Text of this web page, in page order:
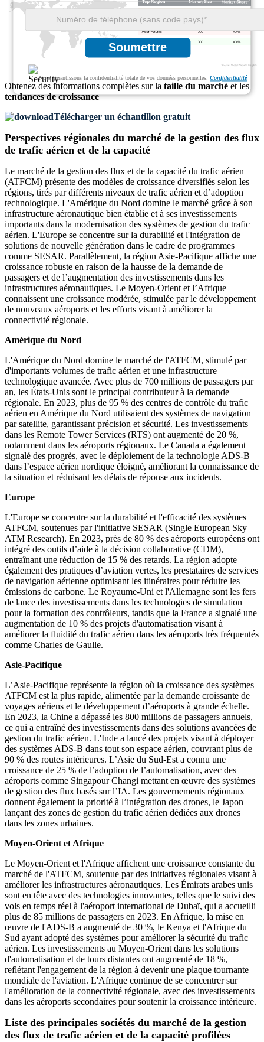
Soumettre
Nous garantissons la confidentialité totale de vos données personnelles.Confidentialité
XX%
XX
XX%
XX
XX
Obtenez des informations complètes sur la taille du marché et les
tendances de croissance
Télécharger un échantillon gratuit
Perspectives régionales du marché de la gestion des flux
de trafic aérien et de la capacité
Le marché de la gestion des flux et de la capacité du trafic aérien
(ATFCM) présente des modèles de croissance diversifiés selon les
régions, tirés par différents niveaux de trafic aérien et d’adoption
technologique. L'Amérique du Nord domine le marché grâce à son
infrastructure aéronautique bien établie et à ses investissements
importants dans la modernisation des systèmes de gestion du trafic
aérien. L'Europe se concentre sur la durabilité et l'intégration de
solutions de nouvelle génération dans le cadre de programmes
comme SESAR. Parallèlement, la région Asie-Pacifique affiche une
croissance robuste en raison de la hausse de la demande de
passagers et de l’augmentation des investissements dans les
infrastructures aéronautiques. Le Moyen-Orient et l’Afrique
connaissent une croissance modérée, stimulée par le développement
de nouveaux aéroports et les efforts visant à améliorer la
connectivité régionale.
Amérique du Nord
L'Amérique du Nord domine le marché de l'ATFCM, stimulé par
d'importants volumes de trafic aérien et une infrastructure
technologique avancée. Avec plus de 700 millions de passagers par
an, les États-Unis sont le principal contributeur à la demande
régionale. En 2023, plus de 95 % des centres de contrôle du trafic
aérien en Amérique du Nord utilisaient des systèmes de navigation
par satellite, garantissant précision et sécurité. Les investissements
dans les Remote Tower Services (RTS) ont augmenté de 20 %,
notamment dans les aéroports régionaux. Le Canada a également
signalé des progrès, avec le déploiement de la technologie ADS-B
dans l’espace aérien nordique éloigné, améliorant la connaissance de
la situation et réduisant les délais de réponse aux incidents.
Europe
L'Europe se concentre sur la durabilité et l'efficacité des systèmes
ATFCM, soutenues par l'initiative SESAR (Single European Sky
ATM Research). En 2023, près de 80 % des aéroports européens ont
intégré des outils d’aide à la décision collaborative (CDM),
entraînant une réduction de 15 % des retards. La région adopte
également des pratiques d’aviation vertes, les prestataires de services
de navigation aérienne optimisant les itinéraires pour réduire les
émissions de carbone. Le Royaume-Uni et l'Allemagne sont les fers
de lance des investissements dans les technologies de simulation
pour la formation des contrôleurs, tandis que la France a signalé une
augmentation de 10 % des projets d'automatisation visant à
améliorer la fluidité du trafic aérien dans les aéroports très fréquentés
comme Charles de Gaulle.
Asie-Pacifique
L’Asie-Pacifique représente la région où la croissance des systèmes
ATFCM est la plus rapide, alimentée par la demande croissante de
voyages aériens et le développement d’aéroports à grande échelle.
En 2023, la Chine a dépassé les 800 millions de passagers annuels,
ce qui a entraîné des investissements dans des solutions avancées de
gestion du trafic aérien. L'Inde a lancé des projets visant à déployer
des systèmes ADS-B dans tout son espace aérien, couvrant plus de
90 % des routes intérieures. L’Asie du Sud-Est a connu une
croissance de 25 % de l’adoption de l’automatisation, avec des
aéroports comme Singapour Changi mettant en œuvre des systèmes
de gestion des flux basés sur l’IA. Les gouvernements régionaux
donnent également la priorité à l’intégration des drones, le Japon
lançant des zones de gestion du trafic aérien dédiées aux drones
dans les zones urbaines.
Moyen-Orient et Afrique
Le Moyen-Orient et l'Afrique affichent une croissance constante du
marché de l'ATFCM, soutenue par des initiatives régionales visant à
améliorer les infrastructures aéronautiques. Les Émirats arabes unis
sont en tête avec des technologies innovantes, telles que le suivi des
vols en temps réel à l'aéroport international de Dubaï, qui a accueilli
plus de 85 millions de passagers en 2023. En Afrique, la mise en
œuvre de l'ADS-B a augmenté de 30 %, le Kenya et l'Afrique du
Sud ayant adopté des systèmes pour améliorer la sécurité du trafic
aérien. Les investissements au Moyen-Orient dans les solutions
d'automatisation et de tours distantes ont augmenté de 18 %,
reflétant l'engagement de la région à devenir une plaque tournante
mondiale de l'aviation. L'Afrique continue de se concentrer sur
l'amélioration de la connectivité régionale, avec des investissements
dans les aéroports secondaires pour soutenir la croissance intérieure.
Liste des principales sociétés du marché de la gestion
des flux de trafic aérien et de la capacité profilées